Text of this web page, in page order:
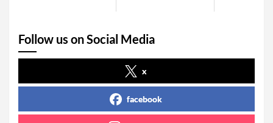
Follow us on Social Media
x
facebook